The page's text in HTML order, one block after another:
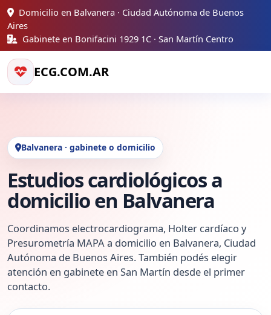
Domicilio en Balvanera · Ciudad Autónoma de Buenos
Aires
Gabinete en Bonifacini 1929 1C · San Martín Centro
ECG.COM.AR
Balvanera · gabinete o domicilio
Estudios cardiológicos a
domicilio en Balvanera
Coordinamos electrocardiograma, Holter cardíaco y
Presurometría MAPA a domicilio en Balvanera, Ciudad
Autónoma de Buenos Aires. También podés elegir
atención en gabinete en San Martín desde el primer
contacto.